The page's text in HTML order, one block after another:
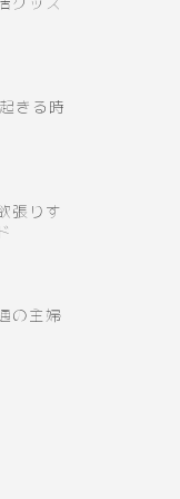
きる時
張りす
の主婦